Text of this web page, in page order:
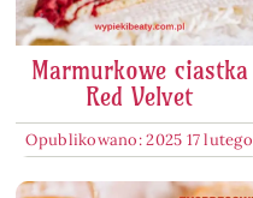
Marmurkowe ciastka
Red Velvet
Opublikowano: 2025 17 lutego